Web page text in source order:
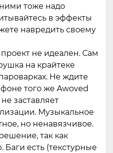
тоже надо
в эффекты
навредить своему
не идеален. Сам
на крайтеке
Не ждите
того же Awoved
заставляет
Музыкальное
но ненавязчивое.
так как
есть (текстурные